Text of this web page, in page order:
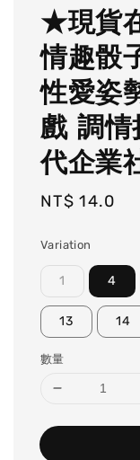
★現貨
情趣骰
性愛姿
戲 調情
代企業
Regular
NT$ 14.0
Variation
1 4
13 14
數量